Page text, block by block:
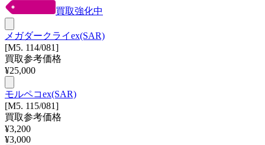
買取強化中
メガダークライex(SAR)
[M5. 114/081]
買取参考価格
¥25,000
モルペコex(SAR)
[M5. 115/081]
買取参考価格
¥3,200
¥3,000